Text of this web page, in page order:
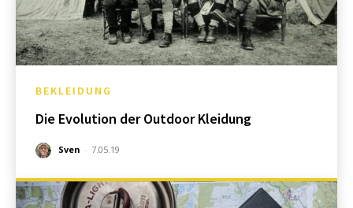
BEKLEIDUNG
Die Evolution der Outdoor Kleidung
Sven - 7.05.19